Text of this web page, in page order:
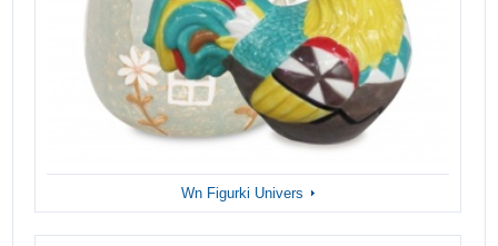
Wn Figurki Univers